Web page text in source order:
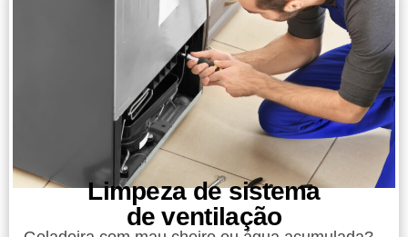
Limpeza de sistema
de ventilação